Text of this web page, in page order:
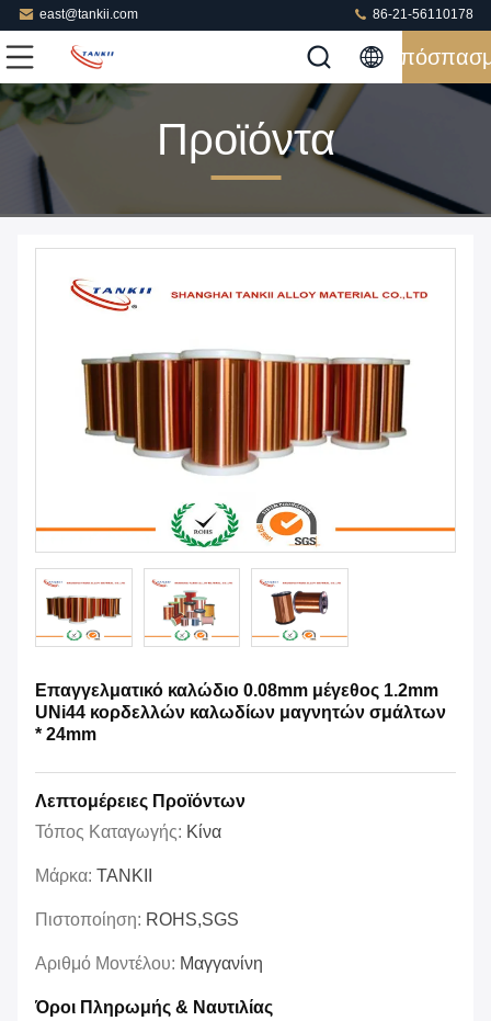
east@tankii.com 86-21-56110178
Προϊόντα
Επαγγελματικό καλώδιο 0.08mm μέγεθος 1.2mm
UNi44 κορδελλών καλωδίων μαγνητών σμάλτων
* 24mm
Λεπτομέρειες Προϊόντων
Τόπος Καταγωγής: Κίνα
Μάρκα: TANKII
Πιστοποίηση: ROHS,SGS
Αριθμό Μοντέλου: Μαγγανίνη
Όροι Πληρωμής & Ναυτιλίας